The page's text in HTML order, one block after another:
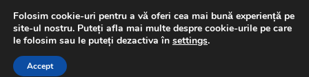
LIVRARE de la 33 lei
luni-vineri 9 a.m. - 4 p.m.031 229 6816
Sari
Sari
Folosim cookie-uri pentru a vă oferi cea mai bună experiență pe
site-ul nostru. Puteți afla mai multe despre cookie-urile pe care
le folosim sau le puteți dezactiva în settings.
Accept